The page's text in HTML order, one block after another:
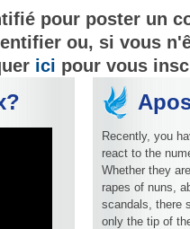
pour poster un
ou, si vous
ici pour vous
Recently, you
react to the
Whether they
rapes of nuns,
scandals, there
only the tip of